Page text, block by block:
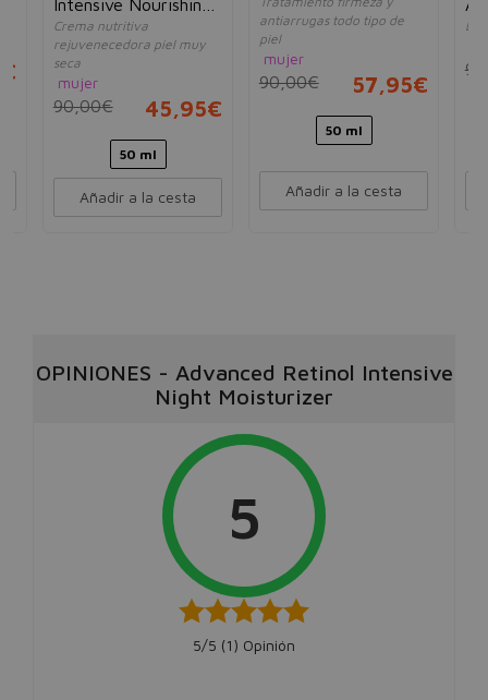
Intensive Nourishing
Day Cream
Crema nutritiva
rejuvenecedora piel muy
seca
mujer
90,00€ 45,95€
50 ml
Añadir a la cesta
antiarrugas todo tipo de
piel
mujer
90,00€ 57,95€
50 ml
Añadir a la cesta
OPINIONES - Advanced Retinol Intensive
Night Moisturizer
5
5/5 (1) Opinión